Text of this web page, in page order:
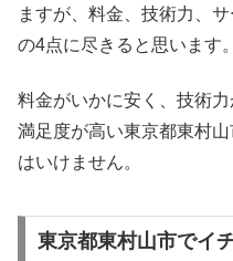
ますが、料金、技術力、
の4点に尽きると思います。
料金がいかに安く、技術
満足度が高い東京都東村
はいけません。
東京都東村山市でイ